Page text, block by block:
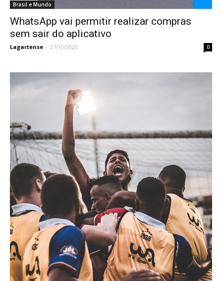
Brasil e Mundo
WhatsApp vai permitir realizar compras
sem sair do aplicativo
Lagartense - 27/10/2020 0